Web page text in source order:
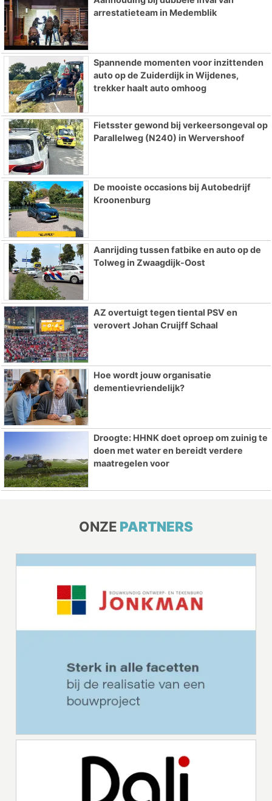
arrestatieteam in Medemblik
Spannende momenten voor inzittenden
auto op de Zuiderdijk in Wijdenes,
trekker haalt auto omhoog
Fietsster gewond bij verkeersongeval op
Parallelweg (N240) in Wervershoof
De mooiste occasions bij Autobedrijf
Kroonenburg
Aanrijding tussen fatbike en auto op de
Tolweg in Zwaagdijk-Oost
AZ overtuigt tegen tiental PSV en
verovert Johan Cruijff Schaal
Hoe wordt jouw organisatie
dementievriendelijk?
Droogte: HHNK doet oproep om zuinig te
doen met water en bereidt verdere
maatregelen voor
ONZE PARTNERS